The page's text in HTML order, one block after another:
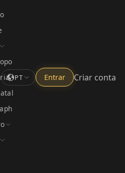
PT Entrar Criar conta